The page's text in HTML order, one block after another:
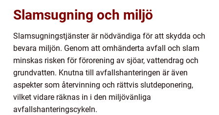
Slamsugning och miljö
Slamsugningstjänster är nödvändiga för att skydda och
bevara miljön. Genom att omhänderta avfall och slam
minskas risken för förorening av sjöar, vattendrag och
grundvatten. Knutna till avfallshanteringen är även
aspekter som återvinning och rättvis slutdeponering,
vilket vidare räknas in i den miljövänliga
avfallshanteringscykeln.